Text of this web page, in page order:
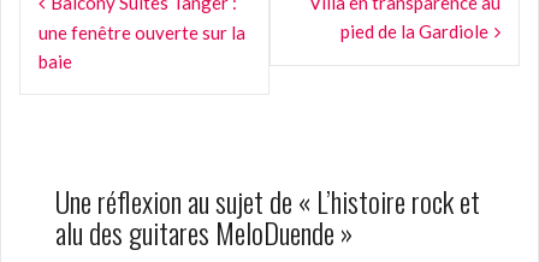
o
k
de
l’article
une fenêtre ouverte sur la
baie
pied de la Gardiole
Une réflexion au sujet de « L’histoire rock et
alu des guitares MeloDuende»